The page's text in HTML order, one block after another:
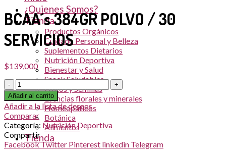
¿Quienes Somos?
Tienda
Productos Orgánicos
Cuidado Personal y Belleza
Suplementos Dietarios
Nutrición Deportiva
Bienestar y Salud
Snack Saludables
Frutos y Semillas
Esencias florales y minerales
Homeopáticos
Botánica
Alimentos
Tienda
BCAA´s 384GR POLVO / 30
SERVICIOS
$139,000
Cantidad
Añadir al carrito
Añadir a la lista de deseos
Comparar
Categoría: Nutrición Deportiva
Compartir
FacebookTwitter Pinterest linkedin Telegram